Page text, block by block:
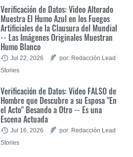
Verificación de Datos: Video Alterado
Muestra El Humo Azul en los Fuegos
Artificiales de la Clausura del Mundial
-- Las Imágenes Originales Muestran
Humo Blanco
Jul 22, 2026
por: Redacción Lead
Stories
Verificación de Datos: Video FALSO de
Hombre que Descubre a su Esposa "En
el Acto" Besando a Otro -- Es una
Escena Actuada
Jul 16, 2026
por: Redacción Lead
Stories